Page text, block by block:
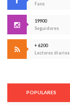
Fans
19900
Seguidores
+ 6200
Lectores diarios
POPULARES